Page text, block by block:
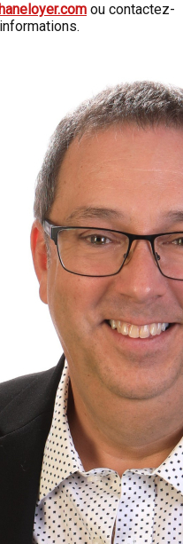
ou contactez-